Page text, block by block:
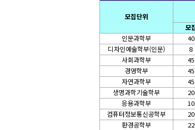
모집단위
모
인문과학부
40
디자인예술학부(인문)
8
사회과학부
45
경영학부
45
자연과학부
45
생명과학기술학부
20
응용과학부
10
컴퓨터정보통신공학부
20
환경공학부
22